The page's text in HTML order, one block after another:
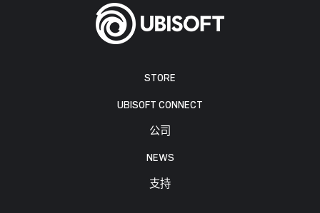
STORE
UBISOFT CONNECT
公司
NEWS
支持